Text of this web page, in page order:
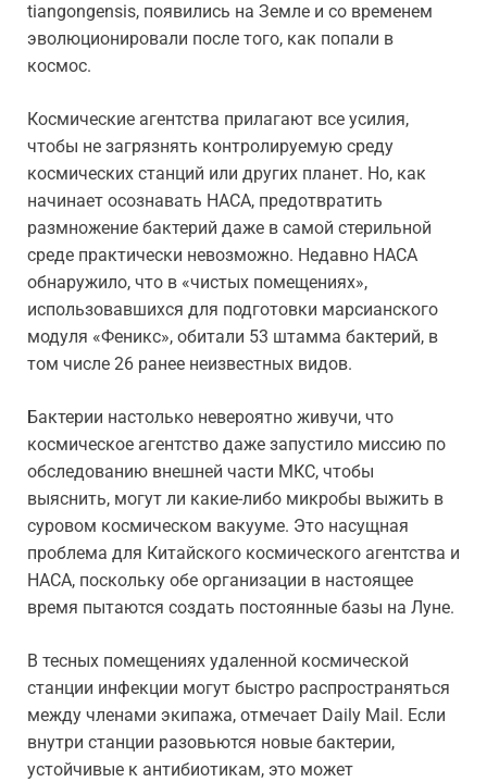
tiangongensis, появились на Земле и со временем
эволюционировали после того, как попали в
космос.
Космические агентства прилагают все усилия,
чтобы не загрязнять контролируемую среду
космических станций или других планет. Но, как
начинает осознавать НАСА, предотвратить
размножение бактерий даже в самой стерильной
среде практически невозможно. Недавно НАСА
обнаружило, что в «чистых помещениях»,
использовавшихся для подготовки марсианского
модуля «Феникс», обитали 53 штамма бактерий, в
том числе 26 ранее неизвестных видов.
Бактерии настолько невероятно живучи, что
космическое агентство даже запустило миссию по
обследованию внешней части МКС, чтобы
выяснить, могут ли какие-либо микробы выжить в
суровом космическом вакууме. Это насущная
проблема для Китайского космического агентства и
НАСА, поскольку обе организации в настоящее
время пытаются создать постоянные базы на Луне.
В тесных помещениях удаленной космической
станции инфекции могут быстро распространяться
между членами экипажа, отмечает Daily Mail. Если
внутри станции разовьются новые бактерии,
устойчивые к антибиотикам, это может